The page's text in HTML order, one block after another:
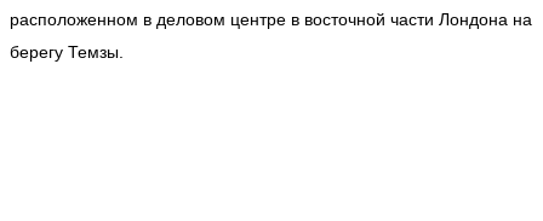
расположенном в деловом центре в восточной части Лондона на
берегу Темзы.